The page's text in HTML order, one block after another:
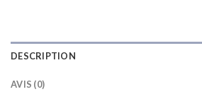
DESCRIPTION
AVIS (0)